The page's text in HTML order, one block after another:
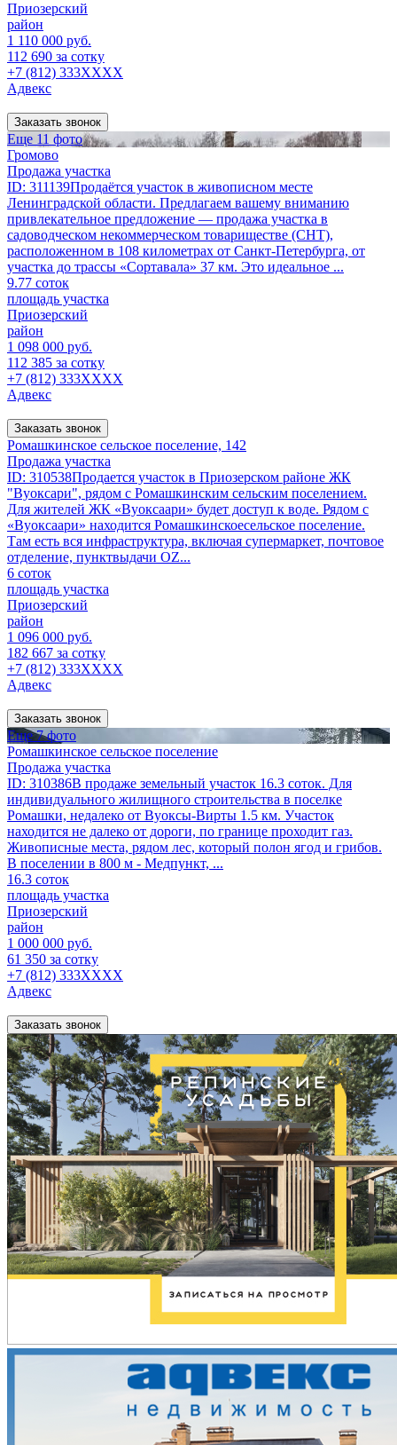
Приозерский
район
1 110 000 руб.
112 690 за сотку
+7 (812) 333XXXX
Адвекс
Заказать звонок
Еще 11 фото
Громово
Продажа участка
ID: 311139Продаётся участок в живописном месте
Ленинградской области. Предлагаем вашему вниманию
привлекательное предложение — продажа участка в
садоводческом некоммерческом товариществе (СНТ),
расположенном в 108 километрах от Санкт-Петербурга, от
участка до трассы «Сортавала» 37 км. Это идеальное ...
9.77 соток
площадь участка
Приозерский
район
1 098 000 руб.
112 385 за сотку
+7 (812) 333XXXX
Адвекс
Заказать звонок
Ромашкинское сельское поселение, 142
Продажа участка
ID: 310538Продается участок в Приозерском районе ЖК
"Вуоксари", рядом с Ромашкинским сельским поселением.
Для жителей ЖК «Вуоксаари» будет доступ к воде. Рядом с
«Вуоксаари» находится Ромашкинскоесельское поселение.
Там есть вся инфраструктура, включая супермаркет, почтовое
отделение, пунктвыдачи OZ...
6 соток
площадь участка
Приозерский
район
1 096 000 руб.
182 667 за сотку
+7 (812) 333XXXX
Адвекс
Заказать звонок
Еще 7 фото
Ромашкинское сельское поселение
Продажа участка
ID: 310386В продаже земельный участок 16.3 соток. Для
индивидуального жилищного строительства в поселке
Ромашки, недалеко от Вуоксы-Вирты 1.5 км. Участок
находится не далеко от дороги, по границе проходит газ.
Живописные места, рядом лес, который полон ягод и грибов.
B пoселении в 800 м - Meдпункт, ...
16.3 соток
площадь участка
Приозерский
район
1 000 000 руб.
61 350 за сотку
+7 (812) 333XXXX
Адвекс
Заказать звонок